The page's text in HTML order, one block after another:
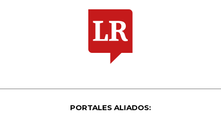
PORTALES ALIADOS: